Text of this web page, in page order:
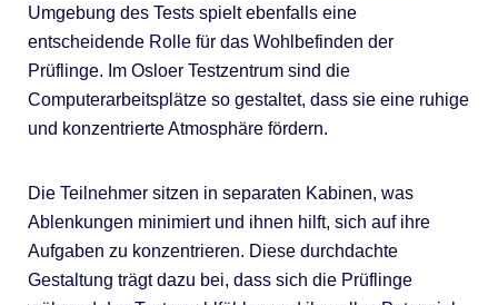
Umgebung des Tests spielt ebenfalls eine
entscheidende Rolle für das Wohlbefinden der
Prüflinge. Im Osloer Testzentrum sind die
Computerarbeitsplätze so gestaltet, dass sie eine ruhige
und konzentrierte Atmosphäre fördern.
Die Teilnehmer sitzen in separaten Kabinen, was
Ablenkungen minimiert und ihnen hilft, sich auf ihre
Aufgaben zu konzentrieren. Diese durchdachte
Gestaltung trägt dazu bei, dass sich die Prüflinge